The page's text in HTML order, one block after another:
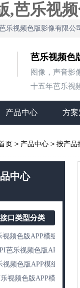
,芭乐视
视频色版影像有限公司
芭乐视频色
图像，声音
十五年芭乐视频
产品中心 方案
页 > 产品中心 > 按产品
中心
口类型分类
视频色版APP模组
芭乐视频色版APP模组
视频色版APP模组
视频色版APP模组